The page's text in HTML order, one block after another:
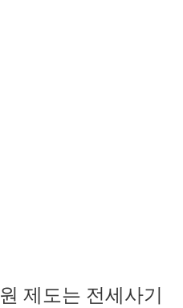
제도는 전세사기